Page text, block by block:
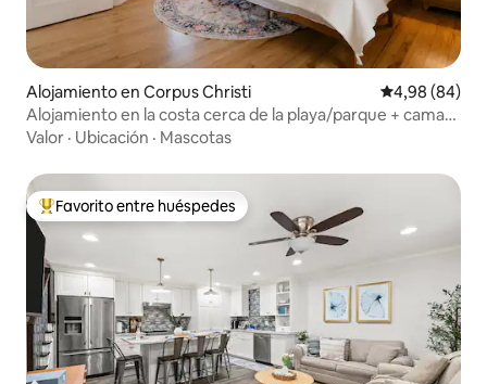
Alojamiento en Corpus Christi Calificación
4,98 (84)
Alojamiento en la costa cerca de la playa/parque + cama
king y barra de café
Valor · Ubicación · Mascotas
Favorito entre los huéspedes más destacados
Favorito entre huéspedes